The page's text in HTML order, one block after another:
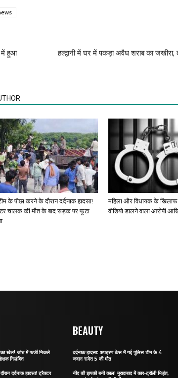
में हुआ
हल्द्वानी में घर में पकड़ा अवैध शराब का जखीरा,
के पीछा करने के दौरान दर्दनाक हादसा!
चालक की मौत के बाद सड़क पर फूटा
महिला और विधायक के
वीडियो डालने वाला आरोपी
खेल! जांच में फर्जी निकले
निलंबित
दर्दनाक हादसा! ट्रैक्टर
BEAUTY
दर्दनाक हादसा: अपहरण केस में गई पुलिस टीम के 4
जवान समेत 5 की मौत
नींद की झपकी बनी काल! मुरादाबाद में कार-ट्रॉली भिड़ंत,